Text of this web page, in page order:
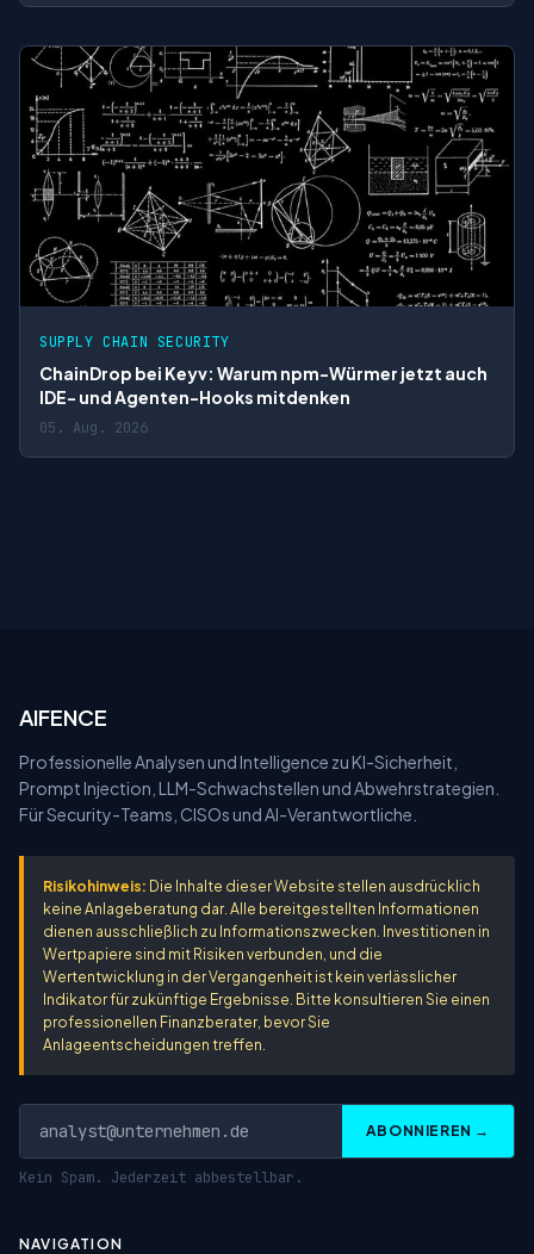
SUPPLY CHAIN SECURITY
ChainDrop bei Keyv: Warum npm-Würmer jetzt auch
IDE- und Agenten-Hooks mitdenken
05. Aug. 2026
AIFENCE
Professionelle Analysen und Intelligence zu KI-Sicherheit,
Prompt Injection, LLM-Schwachstellen und Abwehrstrategien.
Für Security-Teams, CISOs und AI-Verantwortliche.
Risikohinweis: Die Inhalte dieser Website stellen ausdrücklich
keine Anlageberatung dar. Alle bereitgestellten Informationen
dienen ausschließlich zu Informationszwecken. Investitionen in
Wertpapiere sind mit Risiken verbunden, und die
Wertentwicklung in der Vergangenheit ist kein verlässlicher
Indikator für zukünftige Ergebnisse. Bitte konsultieren Sie einen
professionellen Finanzberater, bevor Sie
Anlageentscheidungen treffen.
ABONNIEREN →
Kein Spam. Jederzeit abbestellbar.
NAVIGATION